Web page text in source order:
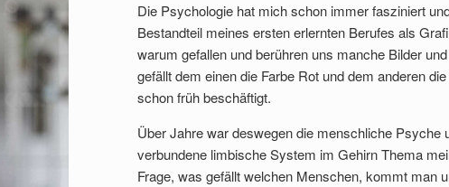
Die Psychologie hat mich schon immer fasziniert
Bestandteil meines ersten erlernten Berufes als
warum gefallen und berühren uns manche Bilder
gefällt dem einen die Farbe Rot und dem anderen
schon früh beschäftigt.
Über Jahre war deswegen die menschliche Psyche
verbundene limbische System im Gehirn Thema
Frage, was gefällt welchen Menschen, kommt man